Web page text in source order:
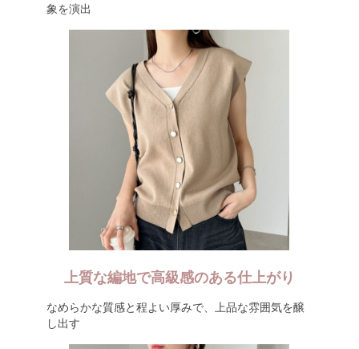
象を演出
上質な編地で高級感のある仕上がり
なめらかな質感と程よい厚みで、上品な雰囲気を醸
し出す